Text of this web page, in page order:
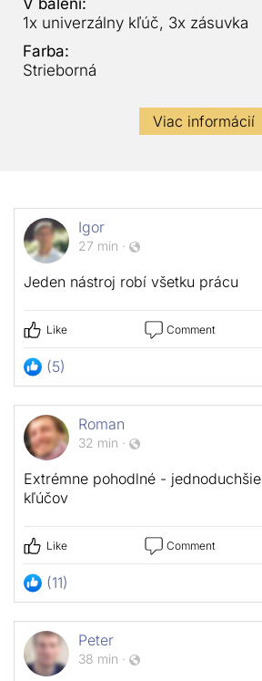
V balení:
1x univerzálny kľúč, 3x zásuvka
Farba:
Strieborná
Viac informácií
Igor
27 min ·
Jeden nástroj robí všetku prácu
Like Comment
(5)
Roman
32 min ·
Extrémne pohodlné -
kľúčov
Like Comment
(11)
Peter
38 min ·